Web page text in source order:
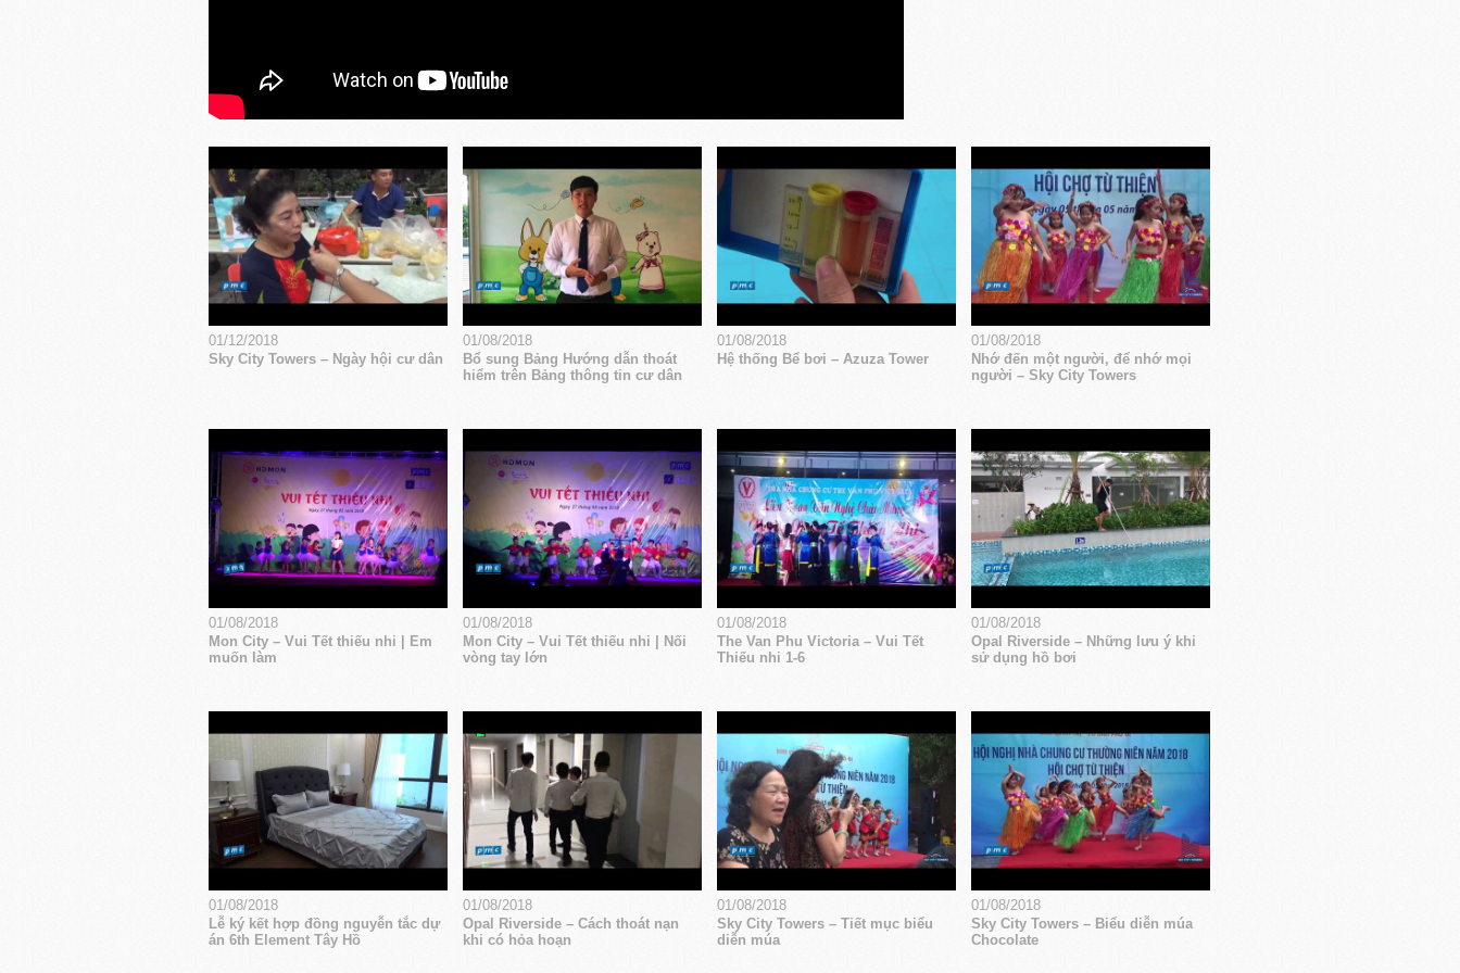
01/12/2018
Sky City Towers – Ngày hội cư dân
01/08/2018
Bổ sung Bảng Hướng dẫn thoát
hiểm trên Bảng thông tin cư dân
01/08/2018
Hệ thống Bể bơi – Azuza Tower
01/08/2018
Nhớ đến một người, để nhớ mọi
người – Sky City Towers
01/08/2018
Mon City – Vui Tết thiếu nhi | Em
muốn làm
01/08/2018
Mon City – Vui Tết thiếu nhi | Nối
vòng tay lớn
01/08/2018
The Van Phu Victoria – Vui Tết
Thiếu nhi 1-6
01/08/2018
Opal Riverside – Những lưu ý khi
sử dụng hồ bơi
01/08/2018
Lễ ký kết hợp đồng nguyễn tắc dự
án 6th Element Tây Hồ
01/08/2018
Opal Riverside – Cách thoát nạn
khi có hỏa hoạn
01/08/2018
Sky City Towers – Tiết mục biểu
diễn múa
01/08/2018
Sky City Towers – Biểu diễn múa
Chocolate